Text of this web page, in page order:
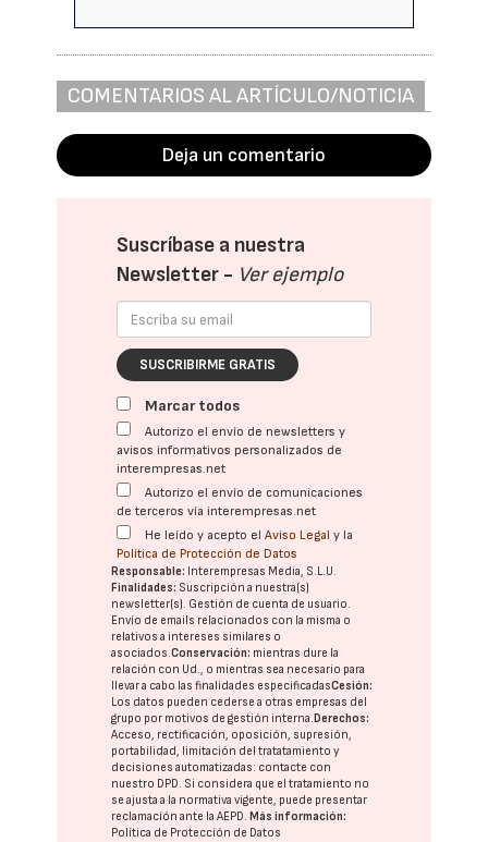
COMENTARIOS AL ARTÍCULO/NOTICIA
Deja un comentario
Suscríbase a nuestra
Newsletter - Ver ejemplo
SUSCRIBIRME GRATIS
Marcar todos
Autorizo el envío de newsletters y
avisos informativos personalizados de
interempresas.net
Autorizo el envío de comunicaciones
de terceros vía interempresas.net
He leído y acepto elAviso Legal y la
Política de Protección de Datos
Responsable: Interempresas Media, S.L.U.
Finalidades: Suscripción a nuestra(s)
newsletter(s). Gestión de cuenta de usuario.
Envío de emails relacionados con la misma o
relativos a intereses similares o
asociados.Conservación: mientras dure la
relación con Ud., o mientras sea necesario para
llevar a cabo las finalidades especificadasCesión:
Los datos pueden cederse a otras empresas del
grupo por motivos de gestión interna. Derechos:
Acceso, rectificación, oposición, supresión,
portabilidad, limitación del tratatamiento y
decisiones automatizadas: contacte con
nuestro DPD. Si considera que el tratamiento no
se ajusta a la normativa vigente, puede presentar
reclamación ante laAEPD. Más información:
Política de Protección de Datos